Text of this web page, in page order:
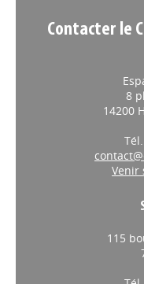
Contacter le
8
Venir
115